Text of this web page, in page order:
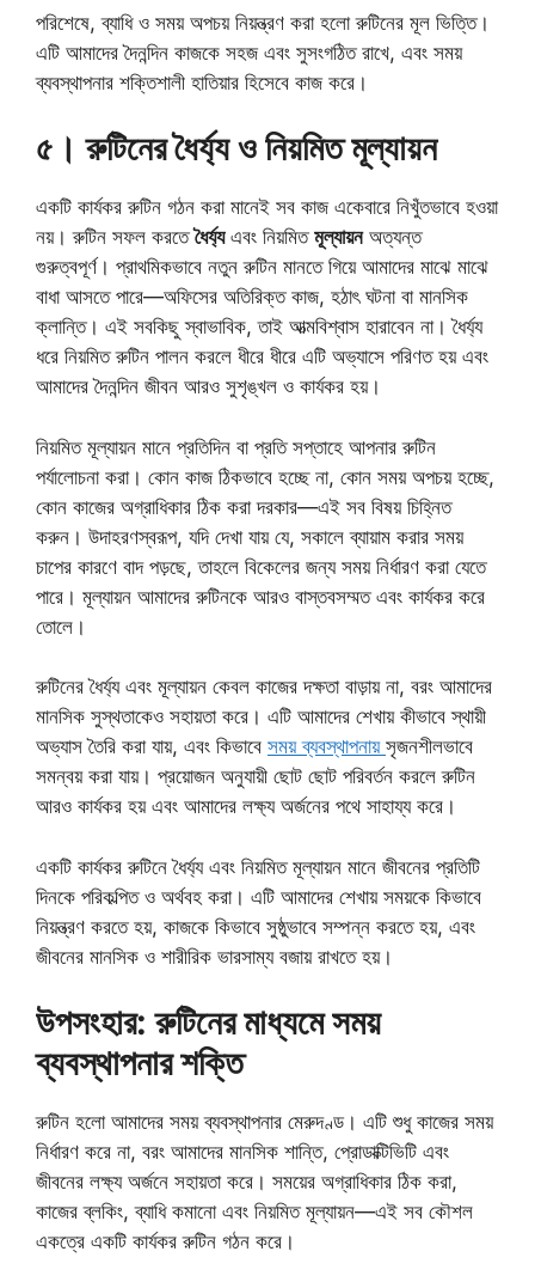
পরিশেষে, ব্যাধি ও সময় অপচয় নিয়ন্ত্রণ করা হলো রুটিনের মূল ভিত্তি।
এটি আমাদের দৈনন্দিন কাজকে সহজ এবং সুসংগঠিত রাখে, এবং সময়
ব্যবস্থাপনার শক্তিশালী হাতিয়ার হিসেবে কাজ করে।
৫ । রুটিনের ধৈর্য্য ও নিয়মিত মূল্যায়ন
একটি কার্যকর রুটিন গঠন করা মানেই সব কাজ একেবারে নিখুঁতভাবে হওয়া
নয়। রুটিন সফল করতেধৈর্য্যএবং নিয়মিত মূল্যায়নঅত্যন্ত
গুরুত্বপূর্ণ। প্রাথমিকভাবে নতুন রুটিন মানতে গিয়ে আমাদের মাঝে মাঝে
বাধা আসতে পারে—অফিসের অতিরিক্ত কাজ, হঠাৎ ঘটনা বা মানসিক
ক্লান্তি। এই সবকিছু স্বাভাবিক, তাই আত্মবিশ্বাস হারাবেন না। ধৈর্য্য
ধরে নিয়মিত রুটিন পালন করলে ধীরে ধীরে এটি অভ্যাসে পরিণত হয় এবং
আমাদের দৈনন্দিন জীবন আরও সুশৃঙ্খল ও কার্যকর হয়।
নিয়মিত মূল্যায়ন মানে প্রতিদিন বা প্রতি সপ্তাহে আপনার রুটিন
পর্যালোচনা করা। কোন কাজ ঠিকভাবে হচ্ছে না, কোন সময় অপচয় হচ্ছে,
কোন কাজের অগ্রাধিকার ঠিক করা দরকার—এই সব বিষয় চিহ্নিত
করুন। উদাহরণস্বরূপ, যদি দেখা যায় যে, সকালে ব্যায়াম করার সময়
চাপের কারণে বাদ পড়ছে, তাহলে বিকেলের জন্য সময় নির্ধারণ করা যেতে
পারে। মূল্যায়ন আমাদের রুটিনকে আরও বাস্তবসম্মত এবং কার্যকর করে
তোলে।
রুটিনের ধৈর্য্য এবং মূল্যায়ন কেবল কাজের দক্ষতা বাড়ায় না, বরং আমাদের
মানসিক সুস্থতাকেও সহায়তা করে। এটি আমাদের শেখায় কীভাবে স্থায়ী
অভ্যাস তৈরি করা যায়, এবং কিভাবে সময় ব্যবস্থাপনায় সৃজনশীলভাবে
সমন্বয় করা যায়। প্রয়োজন অনুযায়ী ছোট ছোট পরিবর্তন করলে রুটিন
আরও কার্যকর হয় এবং আমাদের লক্ষ্য অর্জনের পথে সাহায্য করে।
একটি কার্যকর রুটিনে ধৈর্য্য এবং নিয়মিত মূল্যায়ন মানে জীবনের প্রতিটি
দিনকে পরিকল্পিত ও অর্থবহ করা। এটি আমাদের শেখায় সময়কে কিভাবে
নিয়ন্ত্রণ করতে হয়, কাজকে কিভাবে সুষ্ঠুভাবে সম্পন্ন করতে হয়, এবং
জীবনের মানসিক ও শারীরিক ভারসাম্য বজায় রাখতে হয়।
উপসংহার: রুটিনের মাধ্যমে সময়
ব্যবস্থাপনার শক্তি
রুটিন হলো আমাদের সময় ব্যবস্থাপনার মেরুদণ্ড। এটি শুধু কাজের সময়
নির্ধারণ করে না, বরং আমাদের মানসিক শান্তি, প্রোডাক্টিভিটি এবং
জীবনের লক্ষ্য অর্জনে সহায়তা করে। সময়ের অগ্রাধিকার ঠিক করা,
কাজের ব্লকিং, ব্যাধি কমানো এবং নিয়মিত মূল্যায়ন—এই সব কৌশল
একত্রে একটি কার্যকর রুটিন গঠন করে।